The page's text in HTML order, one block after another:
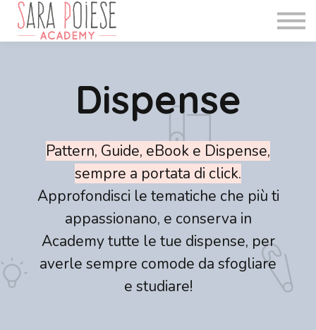
Accedi
Registrati
Dispense
Pattern, Guide, eBook e Dispense,
sempre a portata di click.
Approfondisci le tematiche che più ti
appassionano, e conserva in
Academy tutte le tue dispense, per
averle sempre comode da sfogliare
e studiare!